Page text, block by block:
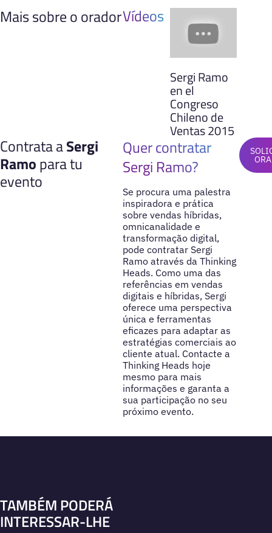
Mais sobre o oradorVídeos
Sergi Ramo
en el
Congreso
Chileno de
Ventas 2015
Contrata aSergi
Ramopara tu
evento
Quer contratar
Sergi Ramo?
Se procura uma palestra
inspiradora e prática
sobre vendas híbridas,
omnicanalidade e
transformação digital,
pode contratar Sergi
Ramo através da Thinking
Heads. Como uma das
referências em vendas
digitais e híbridas, Sergi
oferece uma perspectiva
única e ferramentas
eficazes para adaptar as
estratégias comerciais ao
cliente atual. Contacte a
Thinking Heads hoje
mesmo para mais
informações e garanta a
sua participação no seu
próximo evento.
TAMBÉM PODERÁ
INTERESSAR-LHE